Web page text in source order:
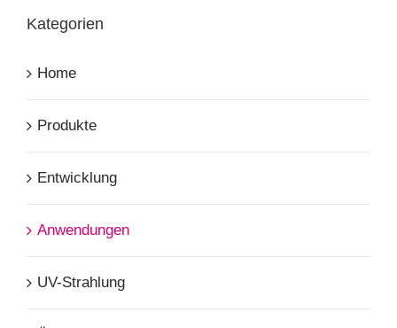
Kategorien
Home
Produkte
Entwicklung
Anwendungen
UV-Strahlung